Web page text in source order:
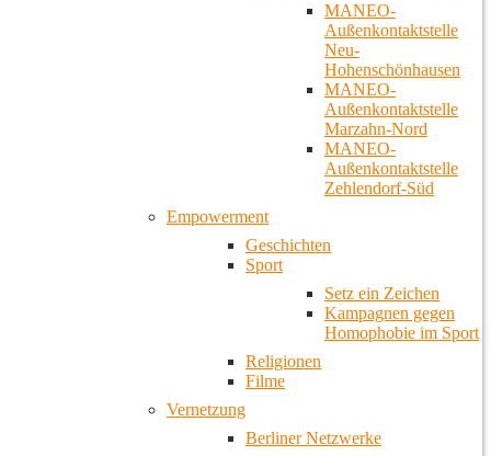
MANEO-
Außenkontaktstelle
Neu-
Hohenschönhausen
MANEO-
Außenkontaktstelle
Marzahn-Nord
MANEO-
Außenkontaktstelle
Zehlendorf-Süd
Empowerment
Geschichten
Sport
Setz ein Zeichen
Kampagnen gegen
Homophobie im Sport
Religionen
Filme
Vernetzung
Berliner Netzwerke